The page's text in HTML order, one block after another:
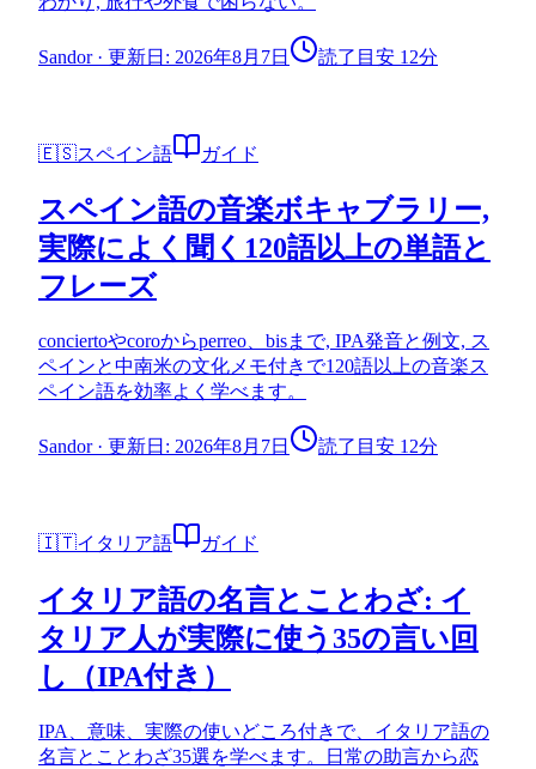
Sandor· 更新日: 2026年8月7日 読了目安 12分
🇪🇸スペイン語 ガイド
スペイン語の音楽ボキャブラリー,
実際によく聞く120語以上の単語と
フレーズ
conciertoやcoroからperreo、bisまで, IPA発音と例文, ス
ペインと中南米の文化メモ付きで120語以上の音楽ス
ペイン語を効率よく学べます。
Sandor· 更新日: 2026年8月7日 読了目安 12分
🇮🇹イタリア語 ガイド
イタリア語の名言とことわざ: イ
タリア人が実際に使う35の言い回
し（IPA付き）
IPA、意味、実際の使いどころ付きで、イタリア語の
名言とことわざ35選を学べます。日常の助言から恋